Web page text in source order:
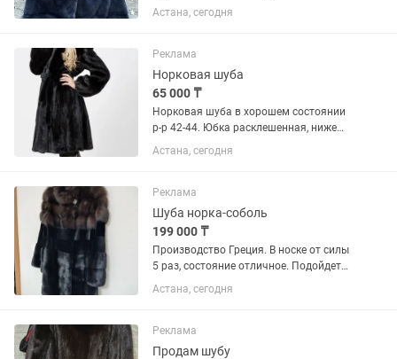
синий, английский воротник, размер
44-46, прямой крой, в отличном
250.000 торг будет
Астана, сегодня
Реклама
Норковая шуба
65 000 ₸
Норковая шуба в хорошем состоянии
р-р 42-44. Юбка расклешенная, ниже
колен, с норковым поясом (отдельно
покупали за 100$), добротный
год или день рождения. Торг...
Астана, сегодня
Реклама
Шуба норка-соболь
199 000 ₸
Производство Греция. В носке от силы
5 раз, состояние отличное. Подойдет
на S-М размеры. Торг уместен
Астана, сегодня
Реклама
Продам шубу